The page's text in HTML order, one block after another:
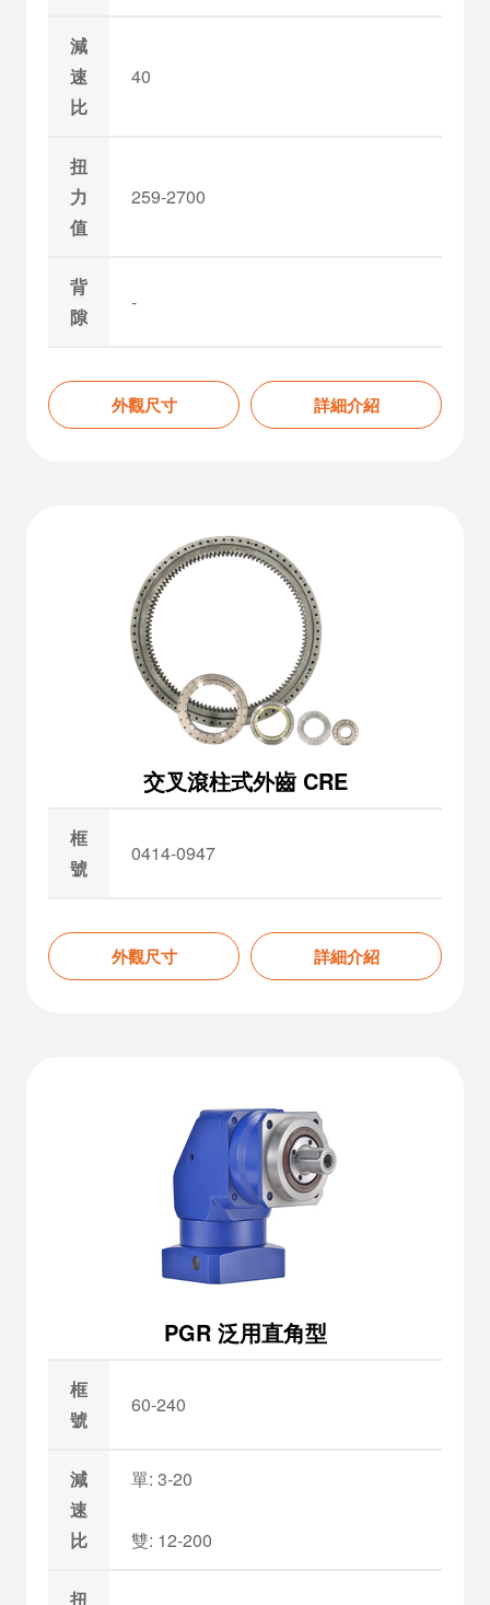
減
速
比
40
扭
力
值
259-2700
背
隙
-
外觀尺寸 詳細介紹
交叉滾柱式外齒 CRE
框
號
0414-0947
外觀尺寸 詳細介紹
PGR 泛用直角型
框
號
60-240
減
速
比
單: 3-20
雙: 12-200
扭